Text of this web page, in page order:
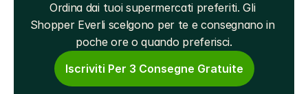
Ordina dai tuoi supermercati preferiti. Gli
Shopper Everli scelgono per te e consegnano in
poche ore o quando preferisci.
Iscriviti Per 3 Consegne Gratuite